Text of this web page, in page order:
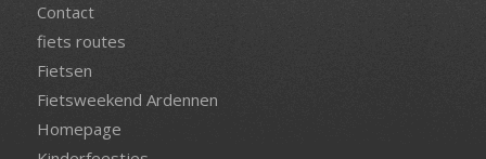
Contact
fiets routes
Fietsen
Fietsweekend Ardennen
Homepage